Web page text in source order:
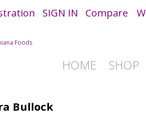
SIGN IN Compare
HOME SHOP
Bullock